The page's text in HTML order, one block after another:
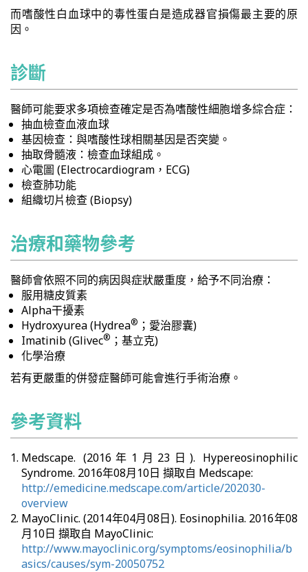
而嗜酸性白血球中的毒性蛋白是造成器官損傷最主要的原
因。
診斷
醫師可能要求多項檢查確定是否為嗜酸性細胞增多綜合症：
抽血檢查血液血球
基因檢查：與嗜酸性球相關基因是否突變。
抽取骨髓液：檢查血球組成。
心電圖 (Electrocardiogram，ECG)
檢查肺功能
組織切片檢查 (Biopsy)
治療和藥物參考
醫師會依照不同的病因與症狀嚴重度，給予不同治療：
服用糖皮質素
Alpha干擾素
Hydroxyurea (Hydrea® ；愛治膠囊)
Imatinib (Glivec® ；基立克)
化學治療
若有更嚴重的併發症醫師可能會進行手術治療。
參考資料
Medscape. (2016年1月23日). Hypereosinophilic
Syndrome. 2016年08月10日 擷取自 Medscape:
http://emedicine.medscape.com/article/202030-
overview
MayoClinic. (2014年04月08日). Eosinophilia. 2016年08
月10日 擷取自 MayoClinic:
http://www.mayoclinic.org/symptoms/eosinophilia/b
asics/causes/sym-20050752